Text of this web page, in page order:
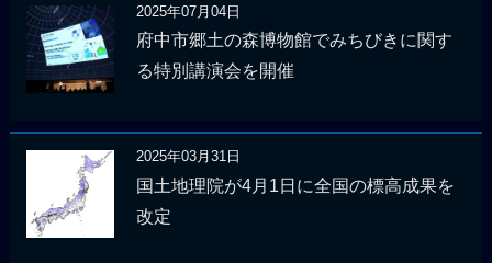
2025年07月04日
府中市郷土の森博物館でみちびきに関す
る特別講演会を開催
2025年03月31日
国土地理院が4月1日に全国の標高成果を
改定